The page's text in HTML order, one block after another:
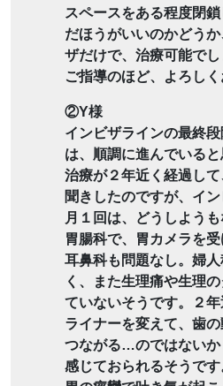
スペースをある程度閉
だほうがいいのかどう
ザだけで、治療可能でし
ご指導のほど、よろしく
②Y様
インビザラインの最終
は、順調に進んでいると
治療が２年近く経過し
聞きしたのですが、イ
月１回は、どうしよう
胃腸科で、胃カメラを
耳鼻科も問題なし。婦
く、また生理痛や生理
ていないそうです。２
ライナーを変えて、歯
つながる…のではない
感じておられるそうです